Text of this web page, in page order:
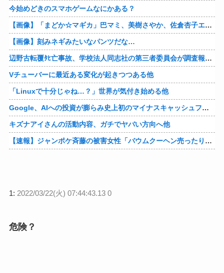
今始めどきのスマホゲームなにかある？
【画像】「まどか☆マギカ」巴マミ、美樹さやか、佐倉杏子エロすぎ放課後えんこーハメ撮りどぴゅどぴゅエチエチが最高すぎる❣
【画像】刻みネギみたいなパンツだな…
辺野古転覆ﾀﾋ亡事故、学校法人同志社の第三者委員会が調査報告書を公表 … 安全配慮義務違反や安全管理に関する検証を妨げた組織風土の存在を指摘
Vチューバーに最近ある変化が起きつつある他
「Linuxで十分じゃね…？」世界が気付き始める他
Google、AIへの投資が膨らみ史上初のマイナスキャッシュフローに陥る他
キズナアイさんの活動内容、ガチでヤバい方向へ他
【速報】ジャンポケ斉藤の被害女性「バウムクーヘン売ったりTikTokライブしててムカついたから示談しなかった」他
1: 2022/03/22(火) 07:44:43.13 0
危険？